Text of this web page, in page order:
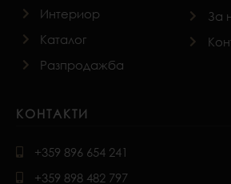
Интериор
Каталог
Разпродажба
За
КОНТАКТИ
+359 896 654 241
+359 898 482 797